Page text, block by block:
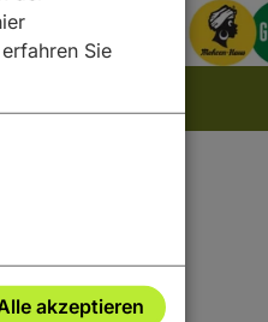
Sie
akzeptieren